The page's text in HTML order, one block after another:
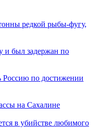
редкой рыбы-фугу,
и был задержан по
Россию по достижении
на Сахалине
в убийстве любимого